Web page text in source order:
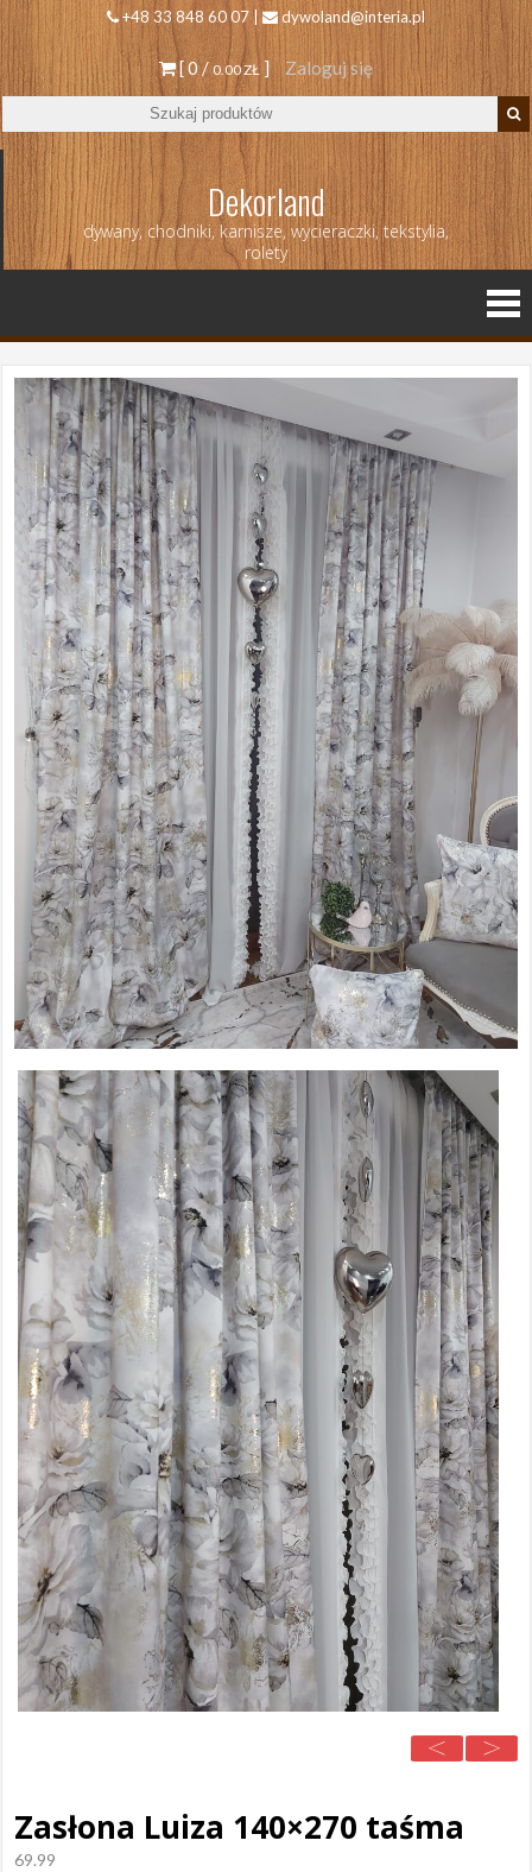
+48 33 848 60 07 | dywoland@interia.pl
[ 0 /0.00 ZŁ ] Zaloguj się
Dekorland
dywany, chodniki, karnisze, wycieraczki, tekstylia,
rolety
Zasłona Luiza 140×270 taśma
69.99